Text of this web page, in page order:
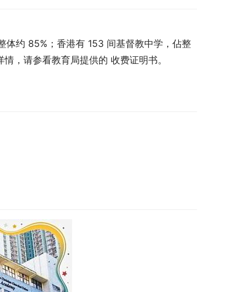
体约 85%；香港有 153 间基督教中学，佔整
，请参看教育局提供的 收费证明书。